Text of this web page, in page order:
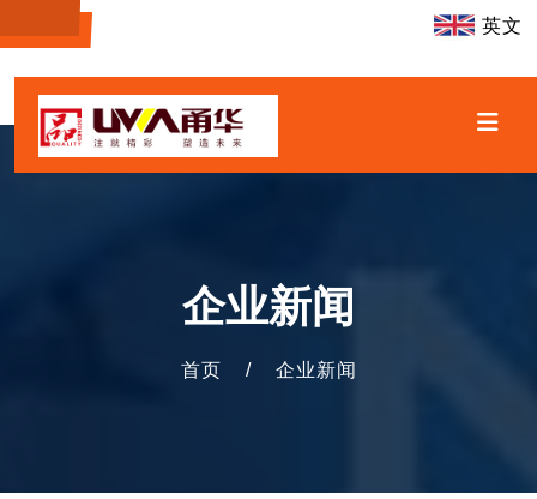
英文
企业新闻
首页 / 企业新闻